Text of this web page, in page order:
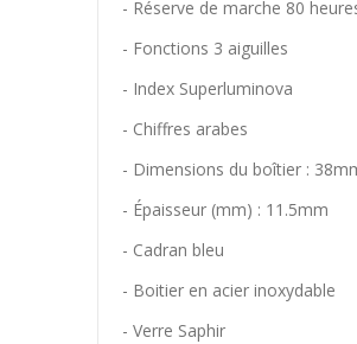
- Réserve de marche 80
- Fonctions 3 aiguilles
- Index Superluminova
- Chiffres arabes
- Dimensions du boîtier :
- Épaisseur (mm) : 11.5mm
- Cadran bleu
- Boitier en acier inoxydable
- Verre Saphir